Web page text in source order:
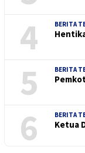
4 BERITA
5 BERITA
6 BERITA
Ketua